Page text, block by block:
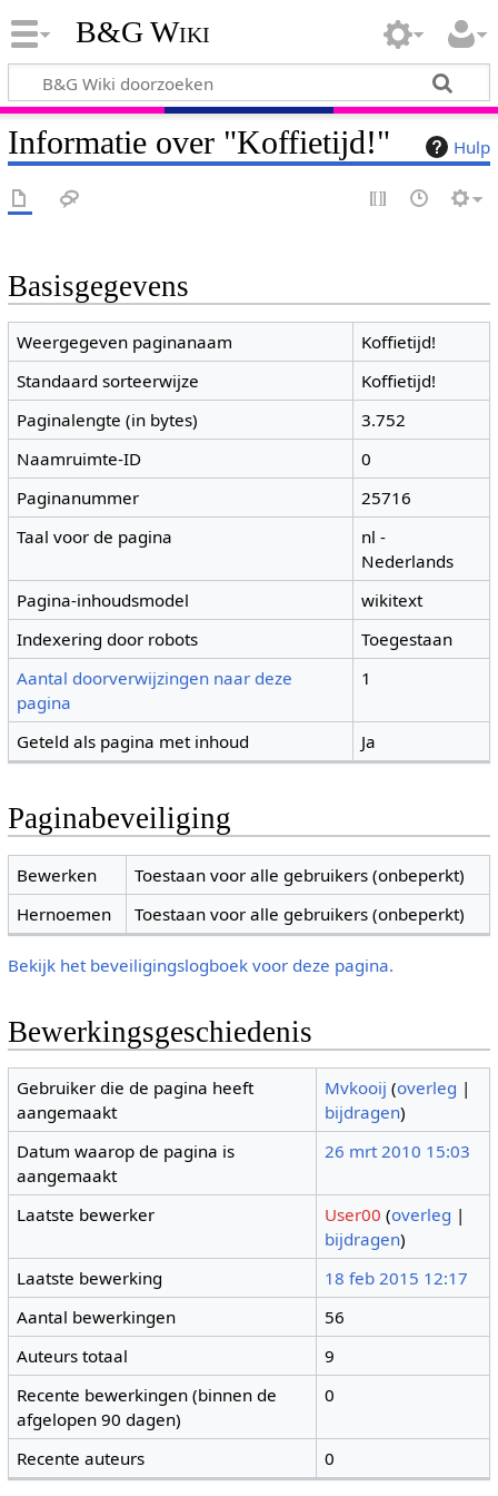
B&G Wiki
Hulp
Informatie over "Koffietijd!"
Basisgegevens
Weergegeven paginanaam
Koffietijd!
Standaard sorteerwijze
Koffietijd!
Paginalengte (in bytes)
3.752
Naamruimte-ID
0
Paginanummer
25716
Taal voor de pagina
nl -
Nederlands
Pagina-inhoudsmodel
wikitext
Indexering door robots
Toegestaan
Aantal doorverwijzingen naar deze
pagina
1
Geteld als pagina met inhoud Ja
Paginabeveiliging
Bewerken
Toestaan voor alle gebruikers (onbeperkt)
Hernoemen
Toestaan voor alle gebruikers (onbeperkt)
Bekijk het beveiligingslogboek voor deze pagina.
Bewerkingsgeschiedenis
Gebruiker die de pagina heeft
aangemaakt
Mvkooij (overleg |
bijdragen)
Datum waarop de pagina is
aangemaakt
26 mrt 2010 15:03
Laatste bewerker User00 (overleg |
bijdragen)
Laatste bewerking
18 feb 2015 12:17
Aantal bewerkingen
56
Auteurs totaal
9
Recente bewerkingen (binnen de
afgelopen 90 dagen)
0
Recente auteurs 0